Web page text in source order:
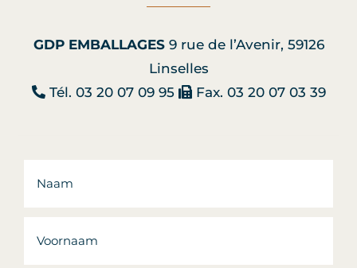
GDP EMBALLAGES9 rue de l’Avenir, 59126
Linselles
Tél. 03 20 07 09 95
Fax. 03 20 07 03 39